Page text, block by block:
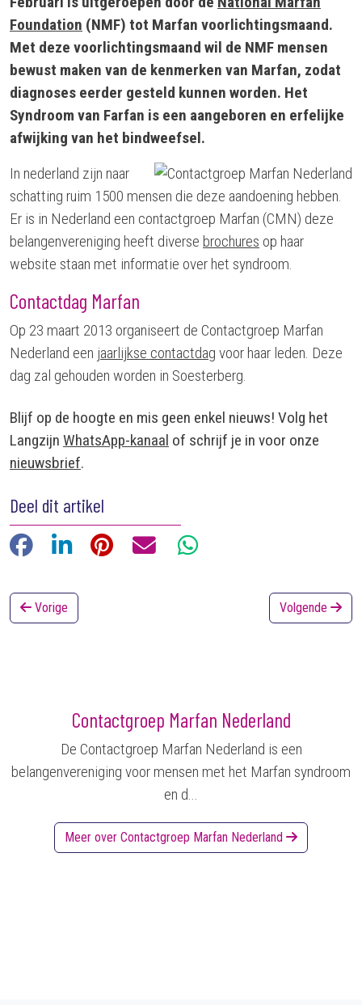
Foundation (NMF) tot Marfan voorlichtingsmaand.
Met deze voorlichtingsmaand wil de NMF mensen
bewust maken van de kenmerken van Marfan, zodat
diagnoses eerder gesteld kunnen worden. Het
Syndroom van Farfan is een aangeboren en erfelijke
afwijking van het bindweefsel.
In nederland zijn naar
schatting ruim 1500 mensen die deze aandoening hebben.
Er is in Nederland een contactgroep Marfan (CMN) deze
belangenvereniging heeft diverse brochures op haar
website staan met informatie over het syndroom.
Contactdag Marfan
Op 23 maart 2013 organiseert de Contactgroep Marfan
Nederland een jaarlijkse contactdag voor haar leden. Deze
dag zal gehouden worden in Soesterberg.
Blijf op de hoogte en mis geen enkel nieuws! Volg het
Langzijn WhatsApp-kanaal of schrijf je in voor onze
nieuwsbrief.
Deel dit artikel
FacebookLinkedIn Pinterest E-mailWhatsApp
Vorige Volgende
Contactgroep Marfan Nederland
De Contactgroep Marfan Nederland is een
belangenvereniging voor mensen met het Marfan syndroom
en d...
Meer over Contactgroep Marfan Nederland